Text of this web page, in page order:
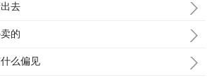
去
的
么偏见